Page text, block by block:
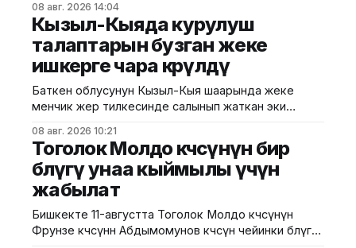
Маданият, маалымат жана жаштар саясаты
министрлиги билдирди. Министрликтин
маалыматына караганда, музейдин эч бир бөлүгү
чет өлкөлүк мекемелерге менчикке, ижарага же
туруктуу пайдаланууга берилген эмес.
Белгилегендей, “Гармония сулуулукту жаратат:
Байыркы Кытай цивилизациясынын көркөм өнөр
08 авг. 2026 14:04
Кызыл-Кыяда курулуш
талаптарын бузган жеке
ишкерге чара көрүлдү
Баткен облусунун Кызыл-Кыя шаарында жеке
менчик жер тилкесинде салынып жаткан эки
бузуулар аныкталды. Бул тууралуу Курулуш,
архитектура жана турак жай-коммуналдык чарба
министрлигинин басма сөз кызматы билдирди.
Маалыматка ылайык, Кулатов көчөсүндө жайгашкан
жана долбоордук документтер таризделбестен
жүргүзүлгөн. Жер казууда
08 авг. 2026 10:21
Тоголок Молдо көчөсүнүн бир
бөлүгү унаа кыймылы үчүн
жабылат
Бишкекте 11-августта Тоголок Молдо көчөсүнүн
Фрунзе көчөсүнөн Абдымомунов көчөсүнө чейинки бөлүгү